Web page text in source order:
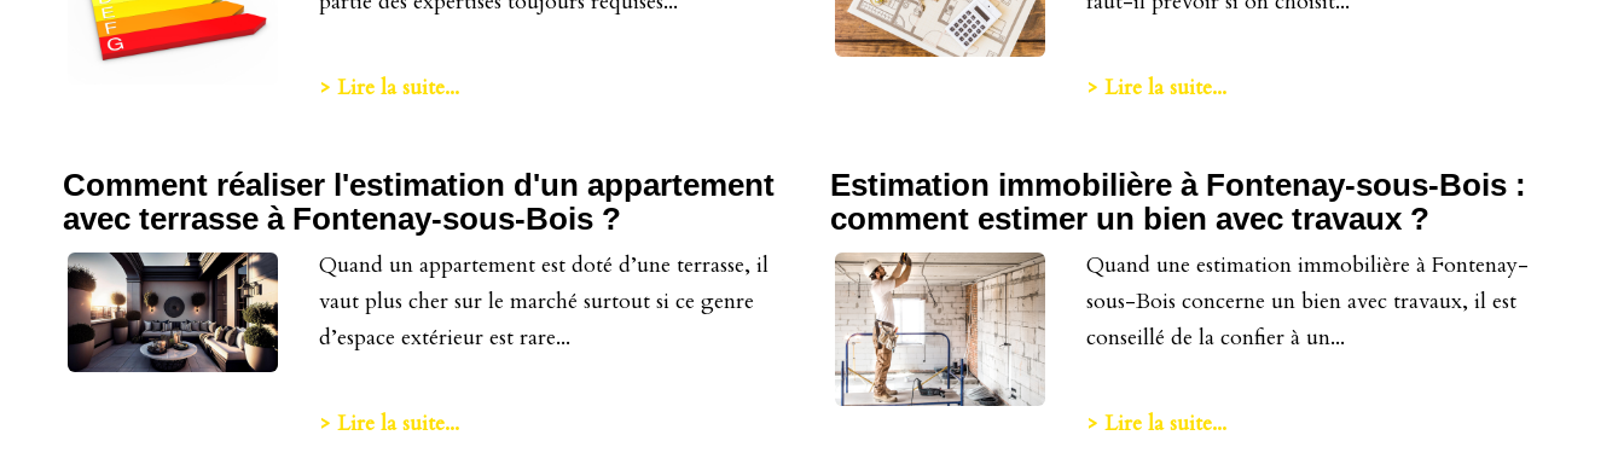
> Lire la suite... > Lire la suite...
Comment réaliser l'estimation d'un appartement
avec terrasse à Fontenay-sous-Bois ?
Quand un appartement est doté d’une terrasse, il
vaut plus cher sur le marché surtout si ce genre
d’espace extérieur est rare...
> Lire la suite...
Estimation immobilière à Fontenay-sous-Bois :
comment estimer un bien avec travaux ?
Quand une estimation immobilière à Fontenay-
sous-Bois concerne un bien avec travaux, il est
conseillé de la confier à un...
> Lire la suite...